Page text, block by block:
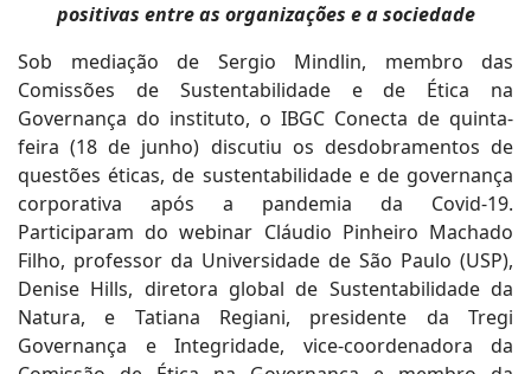
positivas entre as organizações e a sociedade
Sob mediação de Sergio Mindlin, membro das
Comissões de Sustentabilidade e de Ética na
Governança do instituto, o IBGC Conecta de quinta-
feira (18 de junho) discutiu os desdobramentos de
questões éticas, de sustentabilidade e de governança
corporativa após a pandemia da Covid-19.
Participaram do webinar Cláudio Pinheiro Machado
Filho, professor da Universidade de São Paulo (USP),
Denise Hills, diretora global de Sustentabilidade da
Natura, e Tatiana Regiani, presidente da Tregi
Governança e Integridade, vice-coordenadora da